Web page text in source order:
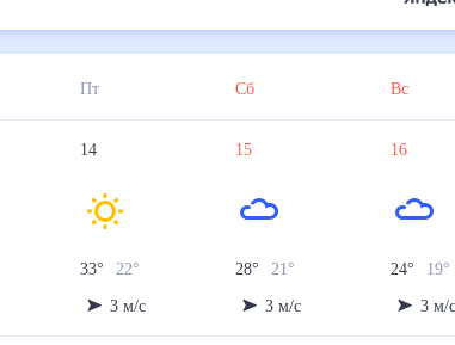
Пт Сб Вс
14
33° 22°
3 м/с
15
28° 21°
3 м/с
16
24° 19°
3 м/с